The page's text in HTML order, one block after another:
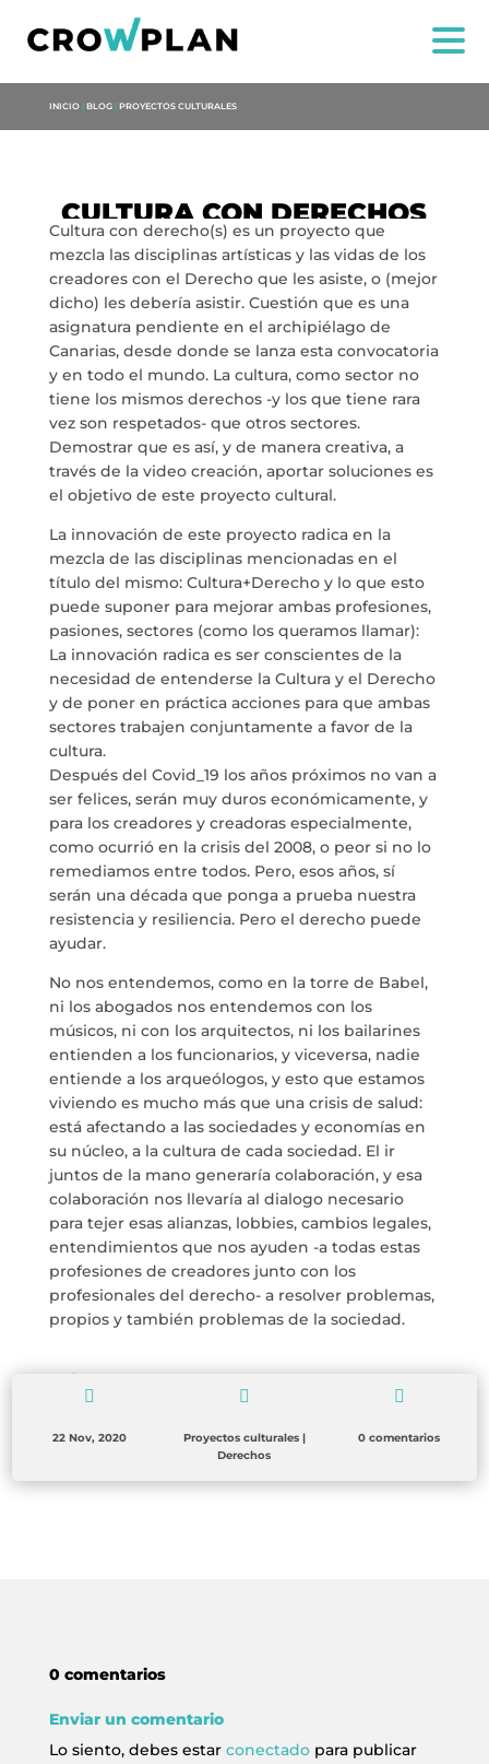
NOI
SERVIZI
PROGETTI
MARIA ANCHIETA
BLOG
SPAZIO CULTURALE EL TANQUE
CONTATTO
EN NUESTROS OBJETIVOS
porDigital
diDulce Xerach
info@crowplan.com
922 28 00 28
INICIO | BLOG | PROYECTOS CULTURALES
CULTURA CON DERECHOS
Cultura con derecho(s) es un proyecto que
mezcla las disciplinas artísticas y las vidas de los
creadores con el Derecho que les asiste, o (mejor
dicho) les debería asistir. Cuestión que es una
asignatura pendiente en el archipiélago de
Canarias, desde donde se lanza esta convocatoria
y en todo el mundo. La cultura, como sector no
tiene los mismos derechos -y los que tiene rara
vez son respetados- que otros sectores.
Demostrar que es así, y de manera creativa, a
través de la video creación, aportar soluciones es
el objetivo de este proyecto cultural.
La innovación de este proyecto radica en la
mezcla de las disciplinas mencionadas en el
título del mismo: Cultura+Derecho y lo que esto
puede suponer para mejorar ambas profesiones,
pasiones, sectores (como los queramos llamar):
La innovación radica es ser conscientes de la
necesidad de entenderse la Cultura y el Derecho
y de poner en práctica acciones para que ambas
sectores trabajen conjuntamente a favor de la
cultura.
Después del Covid_19 los años próximos no van a
ser felices, serán muy duros económicamente, y
para los creadores y creadoras especialmente,
como ocurrió en la crisis del 2008, o peor si no lo
remediamos entre todos. Pero, esos años, sí
serán una década que ponga a prueba nuestra
resistencia y resiliencia. Pero el derecho puede
ayudar.
No nos entendemos, como en la torre de Babel,
ni los abogados nos entendemos con los
músicos, ni con los arquitectos, ni los bailarines
entienden a los funcionarios, y viceversa, nadie
entiende a los arqueólogos, y esto que estamos
viviendo es mucho más que una crisis de salud:
está afectando a las sociedades y economías en
su núcleo, a la cultura de cada sociedad. El ir
juntos de la mano generaría colaboración, y esa
colaboración nos llevaría al dialogo necesario
para tejer esas alianzas, lobbies, cambios legales,
entendimientos que nos ayuden -a todas estas
profesiones de creadores junto con los
profesionales del derecho- a resolver problemas,
propios y también problemas de la sociedad.
Islas CONVOCATORIA ABIERTA A CREADORES DE VIDEO.

22 Nov, 2020

Proyectos culturales|
Derechos

0 comentarios
0 comentarios
Enviar un comentario
Lo siento, debes estar conectadopara publicar